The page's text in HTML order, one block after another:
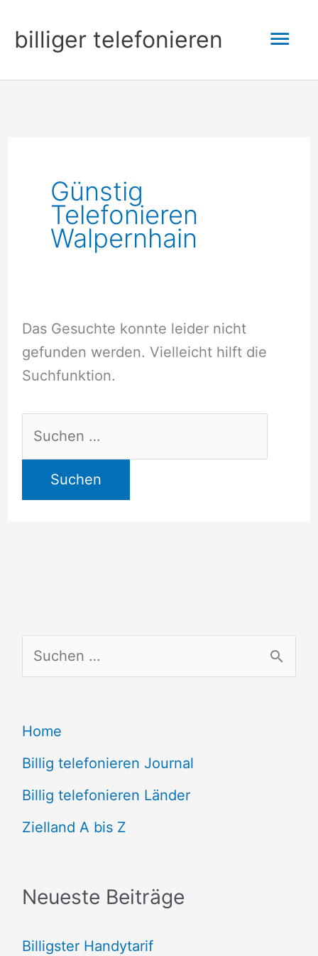
Inhalt
springen
billiger telefonieren
Günstig
Telefonieren
Walpernhain
Das Gesuchte konnte leider nicht
gefunden werden. Vielleicht hilft die
Suchfunktion.
nach:
u
h
e
n
n
h
Home
Billig telefonieren Journal
Billig telefonieren Länder
Zielland A bis Z
Neueste Beiträge
Billigster Handytarif